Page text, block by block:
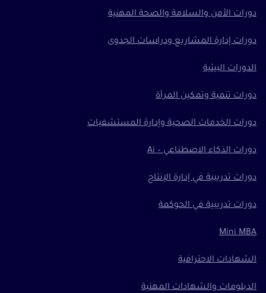
دورات الأمن والسلامة والصحة المهنية
دورات إدارة المشاريع ودراسات الجدوى
الدورات البيئية
دورات تنمية وتمكين المرأة
دورات الخدمات الصحية وإدارة المستشفيات
دورات الذكاء الاصطناعي – Ai
دورات تدريبية في إدارة الإنتاج
دورات تدريبية في الحوكمة
Mini MBA
الشهادات الاحترافية
الدبلومات والشهادات المهنية